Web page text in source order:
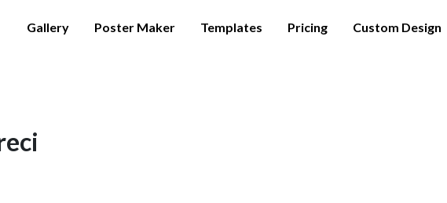
Gallery Poster Maker Templates Pricing Custom Design